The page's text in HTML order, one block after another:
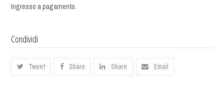
Ingresso a pagamento.
Condividi
Tweet Share Share Email